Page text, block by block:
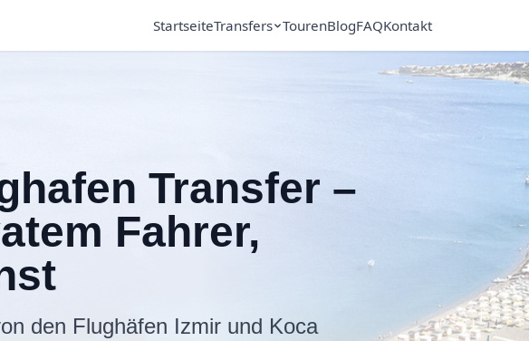
StartseiteTransfers TourenBlogFAQKontakt
Transfer –
Fahrer,
den Flughäfen Izmir und Koca